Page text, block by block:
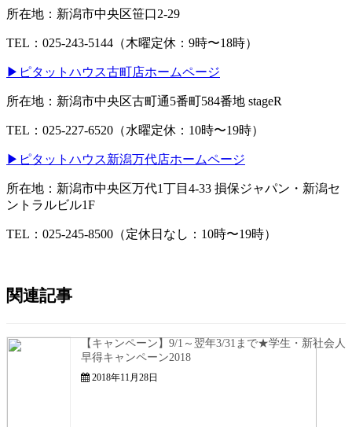
所在地：新潟市中央区笹口2-29
TEL：025-243-5144（木曜定休：9時〜18時）
▶ピタットハウス古町店ホームページ
所在地：新潟市中央区古町通5番町584番地 stageR
TEL：025-227-6520（水曜定休：10時〜19時）
▶ピタットハウス新潟万代店ホームページ
所在地：新潟市中央区万代1丁目4-33 損保ジャパン・新潟セ
ントラルビル1F
TEL：025-245-8500（定休日なし：10時〜19時）
関連記事
【キャンペーン】9/1～翌年3/31まで★学生・新社会人
早得キャンペーン2018
2018年11月28日